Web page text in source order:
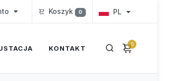
Koszyk 0 PL
0
KONTAKT